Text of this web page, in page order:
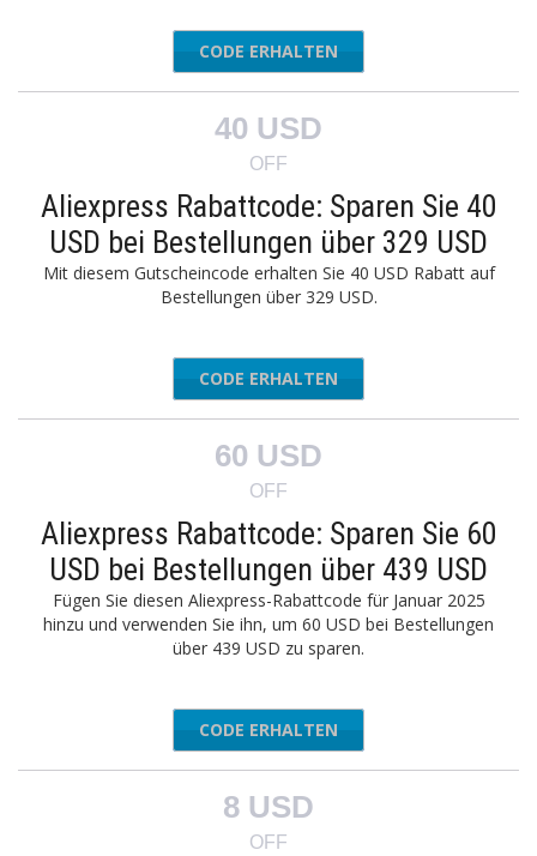
AEAFF30
CODE ERHALTEN
40 USD
OFF
Aliexpress Rabattcode: Sparen Sie 40
USD bei Bestellungen über 329 USD
Mit diesem Gutscheincode erhalten Sie 40 USD Rabatt auf
Bestellungen über 329 USD.
AEAFF40
CODE ERHALTEN
60 USD
OFF
Aliexpress Rabattcode: Sparen Sie 60
USD bei Bestellungen über 439 USD
Fügen Sie diesen Aliexpress-Rabattcode für Januar 2025
hinzu und verwenden Sie ihn, um 60 USD bei Bestellungen
über 439 USD zu sparen.
AEAFF60
CODE ERHALTEN
8 USD
OFF